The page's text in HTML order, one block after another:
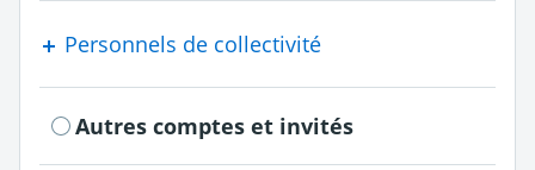
Personnels de collectivité
Autres comptes et invités